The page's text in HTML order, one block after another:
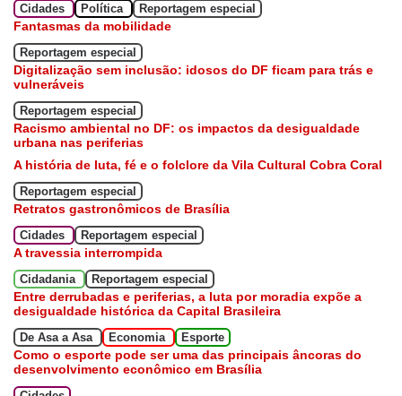
Cidades Política Reportagem especial
Fantasmas da mobilidade
Reportagem especial
Digitalização sem inclusão: idosos do DF ficam para trás e
vulneráveis
Reportagem especial
Racismo ambiental no DF: os impactos da desigualdade
urbana nas periferias
A história de luta, fé e o folclore da Vila Cultural Cobra Coral
Reportagem especial
Retratos gastronômicos de Brasília
Cidades Reportagem especial
A travessia interrompida
Cidadania Reportagem especial
Entre derrubadas e periferias, a luta por moradia expõe a
desigualdade histórica da Capital Brasileira
De Asa a Asa Economia Esporte
Como o esporte pode ser uma das principais âncoras do
desenvolvimento econômico em Brasília